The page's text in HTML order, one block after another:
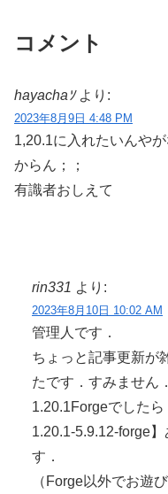
コメント
hayachaｿ より:
2023年8月9日 4:48 PM
1,20.1に入れたいんや
からん；；
有識者おしえて
rin331 より:
2023年8月10日 10:02 AM
管理人です．
ちょっと記事更新が
たです．すみません．
1.20.1Forgeでした
1.20.1-5.9.12-forge
す．
（Forge以外でお遊